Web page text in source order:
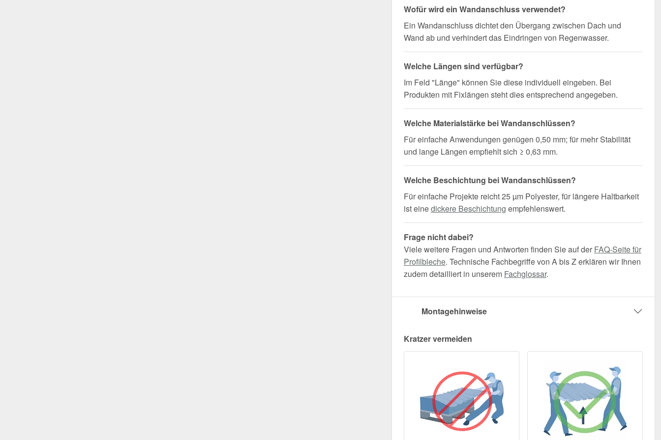
Wofür wird ein Wandanschluss verwendet?
Ein Wandanschluss dichtet den Übergang zwischen Dach und
Wand ab und verhindert das Eindringen von Regenwasser.
Welche Längen sind verfügbar?
Im Feld "Länge" können Sie diese individuell eingeben. Bei
Produkten mit Fixlängen steht dies entsprechend angegeben.
Welche Materialstärke bei Wandanschlüssen?
Für einfache Anwendungen genügen 0,50 mm; für mehr Stabilität
und lange Längen empfiehlt sich ≥ 0,63 mm.
Welche Beschichtung bei Wandanschlüssen?
Für einfache Projekte reicht 25 µm Polyester, für längere Haltbarkeit
ist einedickere Beschichtung empfehlenswert.
Frage nicht dabei?
Viele weitere Fragen und Antworten finden Sie auf der FAQ-Seite für
Profilbleche. Technische Fachbegriffe von A bis Z erklären wir Ihnen
zudem detailliert in unserem Fachglossar.
Montagehinweise
Kratzer vermeiden